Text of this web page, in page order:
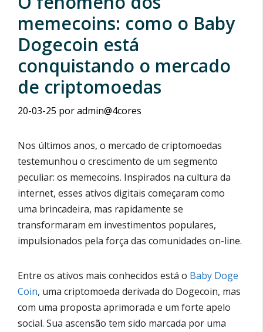
memecoins: como o Baby
Dogecoin está
conquistando o mercado
de criptomoedas
20-03-25 poradmin@4cores
Nos últimos anos, o mercado de criptomoedas
testemunhou o crescimento de um segmento
peculiar: os memecoins. Inspirados na cultura da
internet, esses ativos digitais começaram como
uma brincadeira, mas rapidamente se
transformaram em investimentos populares,
impulsionados pela força das comunidades on-line.
Entre os ativos mais conhecidos está o Baby Doge
Coin, uma criptomoeda derivada do Dogecoin, mas
com uma proposta aprimorada e um forte apelo
social. Sua ascensão tem sido marcada por uma